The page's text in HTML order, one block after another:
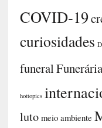
COVID-19
curiosidades
funeralFunerária
hottopics
luto meio ambiente